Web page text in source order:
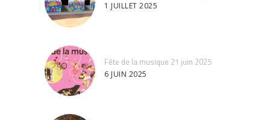
1 JUILLET 2025
Fête de la musique 21 juin 2025
6 JUIN 2025